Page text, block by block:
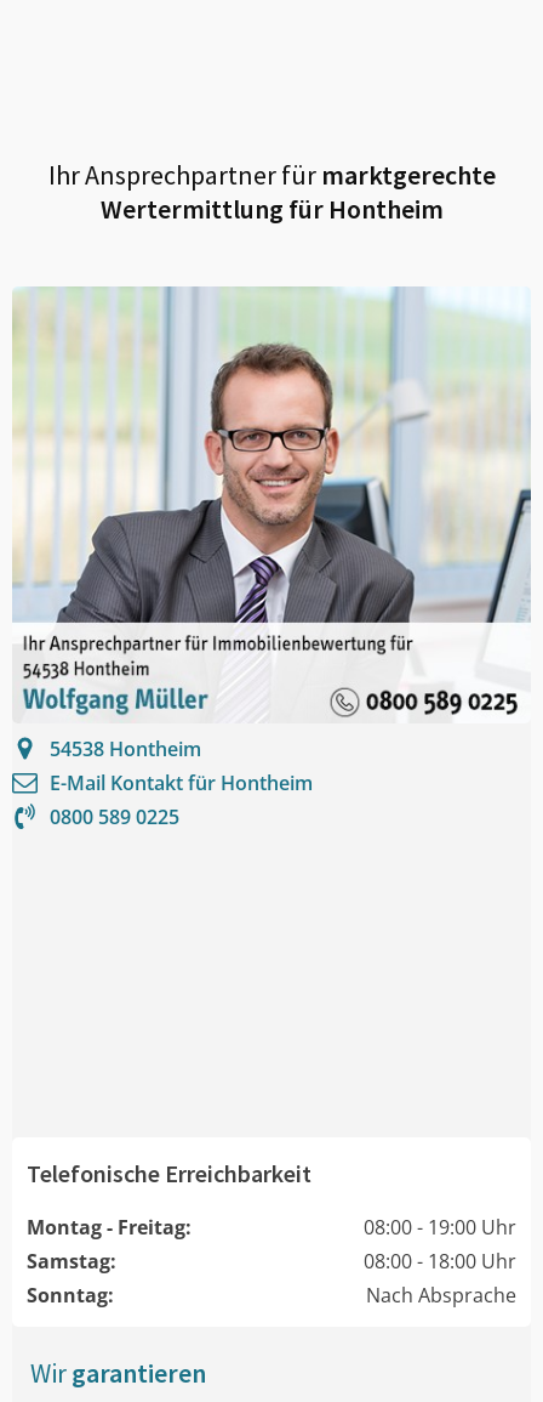
Ihr Ansprechpartner fürmarktgerechte
Wertermittlung für Hontheim
54538 Hontheim
E-Mail Kontakt für Hontheim
0800 589 0225
Telefonische Erreichbarkeit
Montag - Freitag:
08:00 - 19:00 Uhr
Samstag:
08:00 - 18:00 Uhr
Sonntag:
Nach Absprache
Wirgarantieren